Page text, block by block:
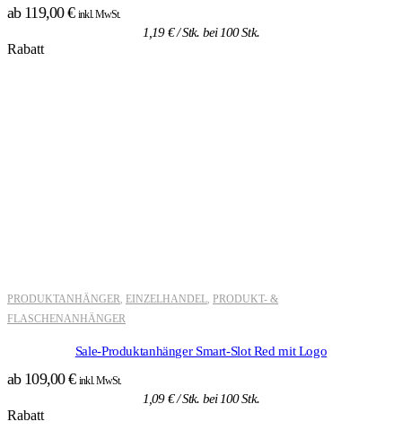
ab 119,00€ inkl. MwSt.
1,19€/ Stk. bei 100 Stk.
Rabatt
PRODUKTANHÄNGER EINZELHANDEL PRODUKT- &
FLASCHENANHÄNGER
Sale-Produktanhänger Smart-Slot Red mit Logo
ab 109,00€ inkl. MwSt.
1,09€/ Stk. bei 100 Stk.
Rabatt